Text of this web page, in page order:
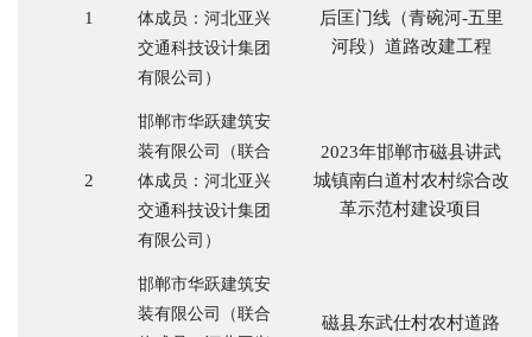
1
体成员：河北亚兴
交通科技设计集团
有限公司）
后匡门线（青碗河-五里
河段）道路改建工程
2
邯郸市华跃建筑安
装有限公司（联合
体成员：河北亚兴
交通科技设计集团
有限公司）
2023年邯郸市磁县讲武
城镇南白道村农村综合改
革示范村建设项目
邯郸市华跃建筑安
装有限公司（联合
磁县东武仕村农村道路